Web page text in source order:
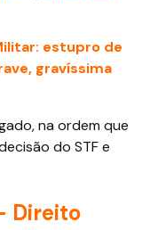
estupro de
gravíssima
na ordem que
do STF e
Direito